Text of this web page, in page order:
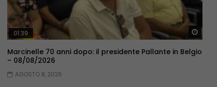
01:39
Marcinelle 70 anni dopo: il presidente Pallante in Belgio
– 08/08/2026
AGOSTO 8, 2026